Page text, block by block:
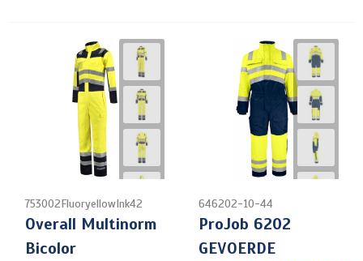
753002FluoryellowInk42
Overall Multinorm
Bicolor
646202-10-44
ProJob 6202
GEVOERDE